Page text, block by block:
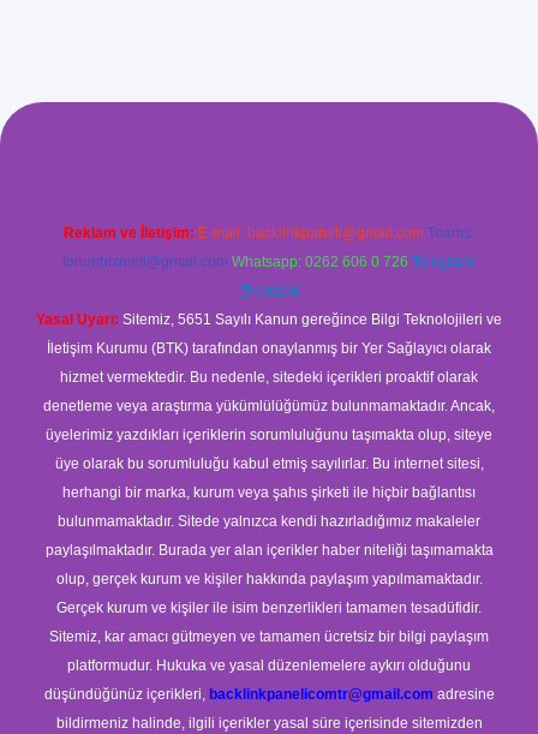
Reklam ve İletişim: E-mail: backlinkpaneli@gmail.com Teams:
forumhizmeti@gmail.com Whatsapp: 0262 606 0 726 Telegram:
@karabul
Yasal Uyarı: Sitemiz, 5651 Sayılı Kanun gereğince Bilgi Teknolojileri ve
İletişim Kurumu (BTK) tarafından onaylanmış bir Yer Sağlayıcı olarak
hizmet vermektedir. Bu nedenle, sitedeki içerikleri proaktif olarak
denetleme veya araştırma yükümlülüğümüz bulunmamaktadır. Ancak,
üyelerimiz yazdıkları içeriklerin sorumluluğunu taşımakta olup, siteye
üye olarak bu sorumluluğu kabul etmiş sayılırlar. Bu internet sitesi,
herhangi bir marka, kurum veya şahıs şirketi ile hiçbir bağlantısı
bulunmamaktadır. Sitede yalnızca kendi hazırladığımız makaleler
paylaşılmaktadır. Burada yer alan içerikler haber niteliği taşımamakta
olup, gerçek kurum ve kişiler hakkında paylaşım yapılmamaktadır.
Gerçek kurum ve kişiler ile isim benzerlikleri tamamen tesadüfidir.
Sitemiz, kar amacı gütmeyen ve tamamen ücretsiz bir bilgi paylaşım
platformudur. Hukuka ve yasal düzenlemelere aykırı olduğunu
düşündüğünüz içerikleri, backlinkpanelicomtr@gmail.com adresine
bildirmeniz halinde, ilgili içerikler yasal süre içerisinde sitemizden